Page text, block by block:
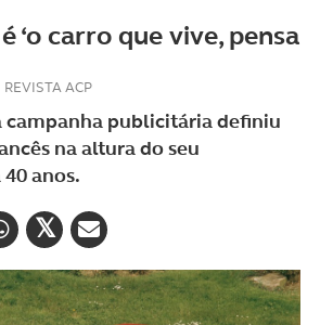
‘o carro que vive, pensa
REVISTA ACP
campanha publicitária definiu
na altura do seu
anos.